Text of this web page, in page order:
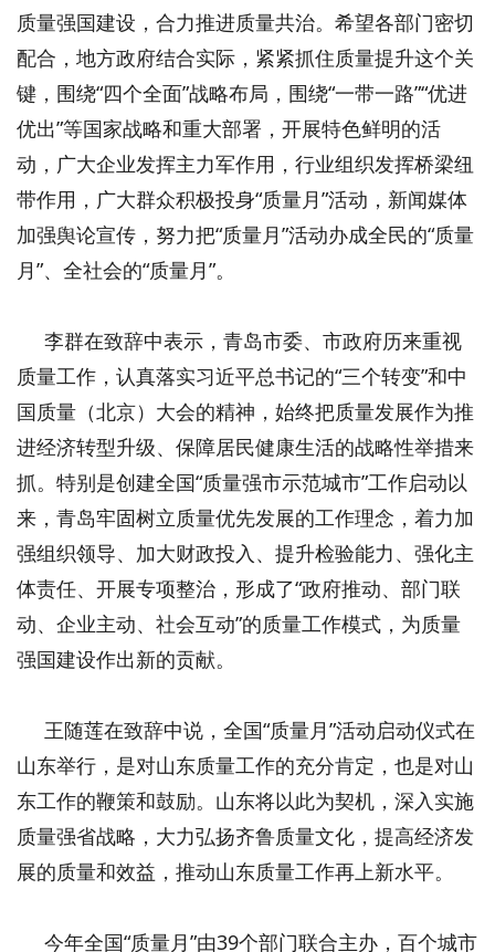
质量强国建设，合力推进质量共治。希望各部门密切
配合，地方政府结合实际，紧紧抓住质量提升这个关
键，围绕“四个全面”战略布局，围绕“一带一路”“优进
优出”等国家战略和重大部署，开展特色鲜明的活
动，广大企业发挥主力军作用，行业组织发挥桥梁纽
带作用，广大群众积极投身“质量月”活动，新闻媒体
加强舆论宣传，努力把“质量月”活动办成全民的“质量
月”、全社会的“质量月”。
李群在致辞中表示，青岛市委、市政府历来重视
质量工作，认真落实习近平总书记的“三个转变”和中
国质量（北京）大会的精神，始终把质量发展作为推
进经济转型升级、保障居民健康生活的战略性举措来
抓。特别是创建全国“质量强市示范城市”工作启动以
来，青岛牢固树立质量优先发展的工作理念，着力加
强组织领导、加大财政投入、提升检验能力、强化主
体责任、开展专项整治，形成了“政府推动、部门联
动、企业主动、社会互动”的质量工作模式，为质量
强国建设作出新的贡献。
王随莲在致辞中说，全国“质量月”活动启动仪式在
山东举行，是对山东质量工作的充分肯定，也是对山
东工作的鞭策和鼓励。山东将以此为契机，深入实施
质量强省战略，大力弘扬齐鲁质量文化，提高经济发
展的质量和效益，推动山东质量工作再上新水平。
今年全国“质量月”由39个部门联合主办，百个城市